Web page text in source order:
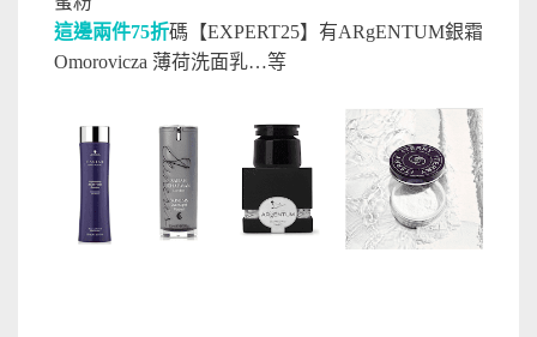
這邊兩件75折碼【EXPERT25】有ARgENTUM銀霜
Omorovicza 薄荷洗面乳…等